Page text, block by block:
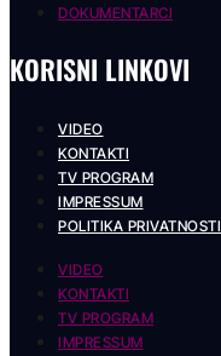
DOKUMENTARCI
KORISNI LINKOVI
VIDEO
KONTAKTI
TV PROGRAM
IMPRESSUM
POLITIKA PRIVATNOSTI
VIDEO
KONTAKTI
TV PROGRAM
IMPRESSUM